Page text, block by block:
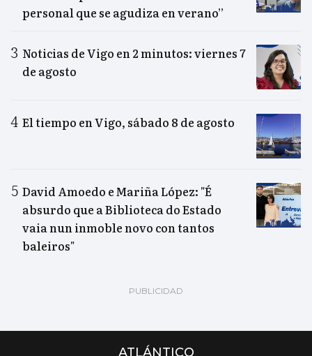
personal que se agudiza en verano”
Noticias de Vigo en 2 minutos: viernes 7
de agosto
El tiempo en Vigo, sábado 8 de agosto
David Amoedo e Mariña López: "É
absurdo que a Biblioteca do Estado
vaia nun inmoble novo con tantos
baleiros"
ATLÁNTICO